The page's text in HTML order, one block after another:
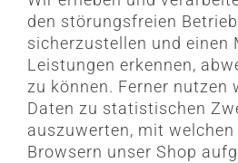
den störungsfreien
sicherzustellen und einen
Leistungen erkennen,
zu können. Ferner nutzen
Daten zu statistischen
auszuwerten, mit welchen
Browsern unser Shop